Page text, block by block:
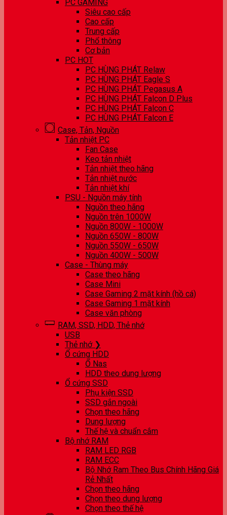
PC GAMING
Siêu cao cấp
Cao cấp
Trung cấp
Phổ thông
Cơ bản
PC HOT
PC HÙNG PHÁT Relaw
PC HÙNG PHÁT Eagle S
PC HÙNG PHÁT Pegasus A
PC HÙNG PHÁT Falcon D Plus
PC HÙNG PHÁT Falcon C
PC HÙNG PHÁT Falcon E
Case, Tản, Nguồn
Tản nhiệt PC
Fan Case
Keo tản nhiệt
Tản nhiệt theo hãng
Tản nhiệt nước
Tản nhiệt khí
PSU - Nguồn máy tính
Nguồn theo hãng
Nguồn trên 1000W
Nguồn 800W - 1000W
Nguồn 650W - 800W
Nguồn 550W - 650W
Nguồn 400W - 500W
Case - Thùng máy
Case theo hãng
Case Mini
Case Gaming 2 mặt kính (hồ cá)
Case Gaming 1 mặt kính
Case văn phòng
RAM, SSD, HDD, Thẻ nhớ
USB
Thẻ nhớ ❯
Ổ cứng HDD
Ổ Nas
HDD theo dung lượng
Ổ cứng SSD
Phụ kiện SSD
SSD gắn ngoài
Chọn theo hãng
Dung lượng
Thế hệ và chuẩn cắm
Bộ nhớ RAM
RAM LED RGB
RAM ECC
Bộ Nhớ Ram Theo Bus Chính Hãng Giá
Rẻ Nhất
Chọn theo hãng
Chọn theo dung lượng
Chọn theo thế hệ